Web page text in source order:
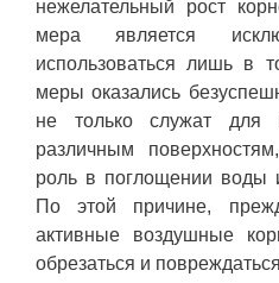
нежелательный рост
мера является
использоваться лишь в
меры оказались
не только служат для
различным
роль в поглощении воды
По этой причине,
активные воздушные
обрезаться и